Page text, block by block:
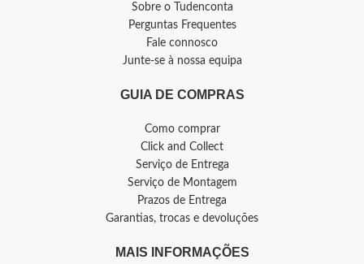
Sobre o Tudenconta
Perguntas Frequentes
Fale connosco
Junte-se à nossa equipa
GUIA DE COMPRAS
Como comprar
Click and Collect
Serviço de Entrega
Serviço de Montagem
Prazos de Entrega
Garantias, trocas e devoluções
MAIS INFORMAÇÕES